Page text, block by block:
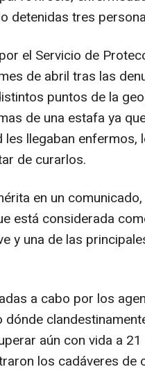
detenidas tres
el Servicio de
de abril tras las
puntos de la
de una estafa ya
llegaban enfermos,
de curarlos.
en un
está considerada
y una de las
a cabo por los
aún con vida a 21
los cadáveres de